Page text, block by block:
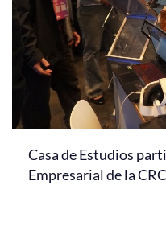
Casa de Estudios
Empresarial de la